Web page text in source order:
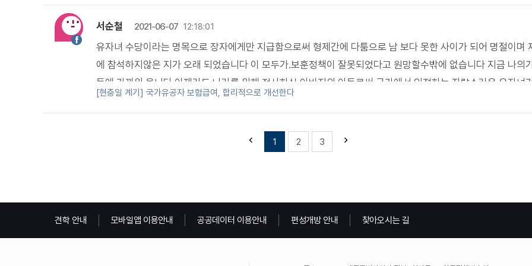
서순철 2021-06-07 12:18:01
유자녀 수당이라는 명목으로 장자에게만 지급함으로써 형제간에 다툼으로 남 보다 못한 사이가 되어 명절이며
에 참석하지않은 지가 오래 되었습니다 이 모두가.보훈정책이 잘못되었다고 원망할수밖에 없습니다 지금 나의
든에 가까워 옵니다 이제라도 나라를 위해 전사하신 아버지의 아들로써 국가에서 인정하는 자랑스러운 유자녀
은것이 소원입니다
[현충일 계기] 국가유공자 보험급여, 합리적으로 개선한다
1 2 3
견학 안내 모바일앱 이용안내 공공데이터 이용안내 편성개방 안내 찾아오시는 길